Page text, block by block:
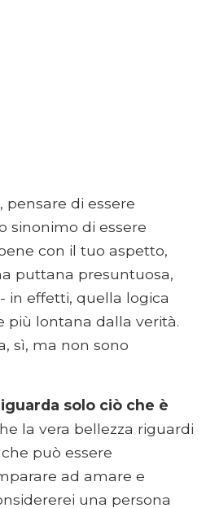
pensare di essere
sinonimo di essere
con il tuo aspetto,
puttana presuntuosa,
in effetti, quella logica
più lontana dalla verità.
sì, ma non sono
solo ciò che è
la vera bellezza riguardi
può essere
ad amare e
una persona